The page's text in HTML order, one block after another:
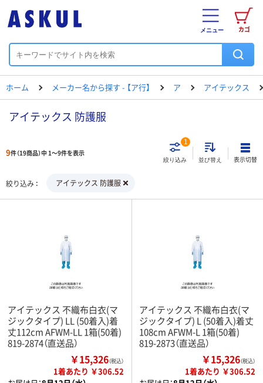
カゴ
メニュー
ホーム メーカー名から探す - 【ア行】 ア アイテックス
アイテックス 防護服
9件（19商品）中 1～9件を表示
絞り込み
1
並び替え 表示切替
絞り込み アイテックス 防護服
アイテックス 不織布白衣(マ
ジックタイプ) LL (50着入)着
丈112cm AFWM-LL 1箱(50着)
819-2874（直送品）
￥15,326（税込）
1着あたり ￥306.52
アイテックス 不織布白衣(マ
ジックタイプ) L (50着入)着丈
108cm AFWM-L 1箱(50着)
819-2873（直送品）
￥15,326（税込）
1着あたり ￥306.52